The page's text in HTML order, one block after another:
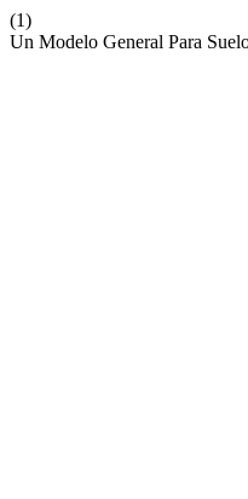
(1)
Un Modelo General Para